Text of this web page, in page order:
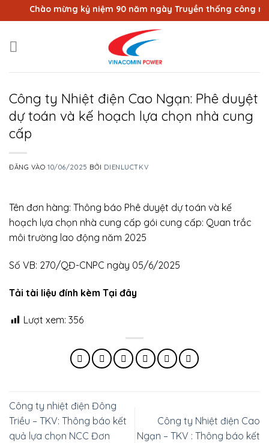
qua
dung
Chào mừng kỷ niệm 90 năm ngày Truyền thống công
Công ty Nhiệt điện Cao Ngạn: Phê duyệt
dự toán và kế hoạch lựa chọn nhà cung
cấp
ĐĂNG VÀO10/06/2025 BỞI DIENLUCTKV
Tên đơn hàng: Thông báo Phê duyệt dự toán và kế
hoạch lựa chọn nhà cung cấp gói cung cấp: Quan trắc
môi trường lao động năm 2025
Số VB: 270/QĐ-CNPC ngày 05/6/2025
Tải tài liệu đính kèm Tại đây
Lượt xem: 356
Công ty nhiệt điện Đông
Triều – TKV: Thông báo kết
quả lựa chọn NCC Đơn
Công ty Nhiệt điện Cao
Ngạn – TKV : Thông báo kết